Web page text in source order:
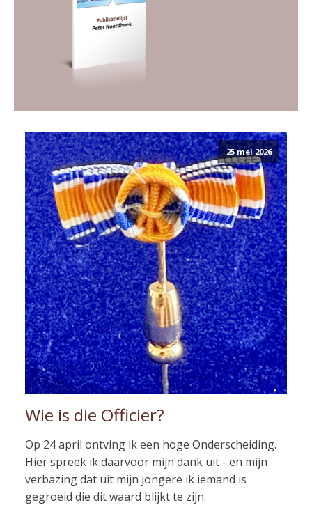
25 mei 2026
Wie is die Officier?
Op 24 april ontving ik een hoge Onderscheiding.
Hier spreek ik daarvoor mijn dank uit - en mijn
verbazing dat uit mijn jongere ik iemand is
gegroeid die dit waard blijkt te zijn.